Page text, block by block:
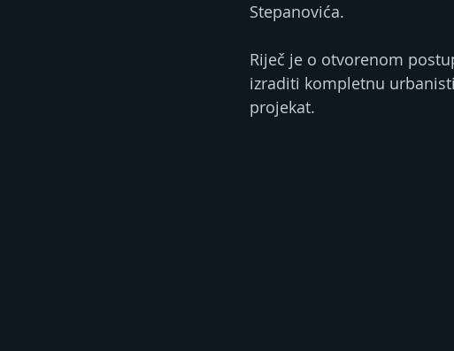
Stepanovića.
Riječ je o otvorenom
izraditi kompletnu
projekat.